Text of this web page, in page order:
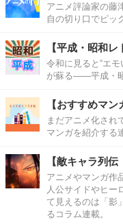
アニメ評論家の藤
自の切り口でピッ
【平成・昭和レ
令和に見ると“エ
が蘇る――平成・
【おすすめマン
まだアニメ化され
マンガを紹介する
【敵キャラ列
アニメやマンガ作
人公サイドやヒー
て見えるのは「影
るコラム連載。